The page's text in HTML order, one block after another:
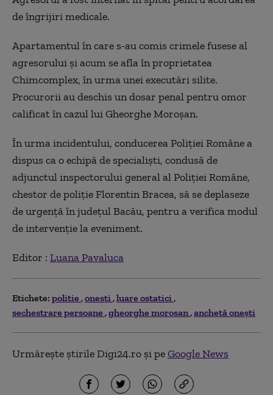
de îngrijiri medicale.
Apartamentul în care s-au comis crimele fusese al
agresorului şi acum se afla în proprietatea
Chimcomplex, în urma unei executări silite.
Procurorii au deschis un dosar penal pentru omor
calificat în cazul lui Gheorghe Moroșan.
În urma incidentului, conducerea Poliţiei Române a
dispus ca o echipă de specialişti, condusă de
adjunctul inspectorului general al Poliţiei Române,
chestor de poliţie Florentin Bracea, să se deplaseze
de urgenţă în judeţul Bacău, pentru a verifica modul
de intervenţie la eveniment.
Editor : Luana Pavaluca
Etichete: politie onesti luare ostatici
sechestrare persoane gheorghe morosan anchetă onești
Urmărește știrile Digi24.ro și peGoogle News